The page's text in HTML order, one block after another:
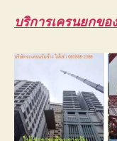
บริการเครนยกขอ